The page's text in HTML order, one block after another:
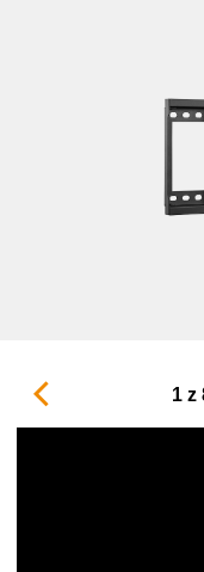
1 z